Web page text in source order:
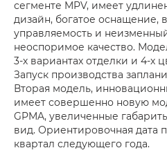
сегменте MPV, имеет
дизайн, богатое оснащение,
управляемость и
неоспоримое качество.
3-х вариантах отделки и 4-х
Запуск производства
Вторая модель,
имеет совершенно новую
GPMA, увеличенные
вид. Ориентировочная дата
квартал следующего года.